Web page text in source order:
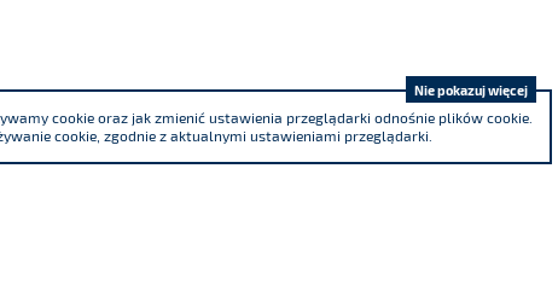
cookie oraz jak zmienić ustawienia przeglądarki odnośnie plików cookie.
cookie, zgodnie z aktualnymi ustawieniami przeglądarki.
Nie pokazuj więcej